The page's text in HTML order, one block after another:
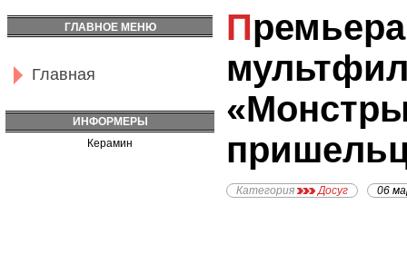
ГЛАВНОЕ МЕНЮ
Главная
ИНФОРМЕРЫ
Керамин
Премьера
Категория Досуг 06